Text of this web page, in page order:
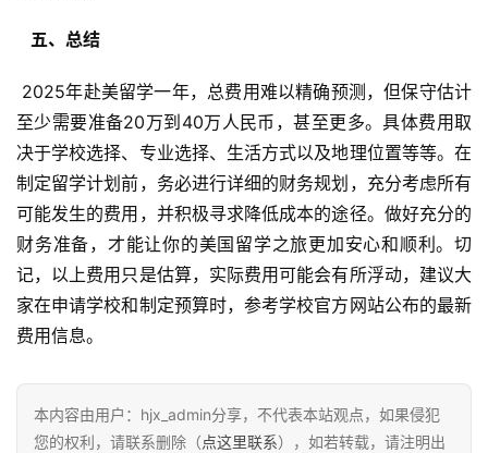
  五、总结
至少需要准备20万到40万人民币，甚至更多。具体费用取
决于学校选择、专业选择、生活方式以及地理位置等等。在
制定留学计划前，务必进行详细的财务规划，充分考虑所有
可能发生的费用，并积极寻求降低成本的途径。做好充分的
财务准备，才能让你的美国留学之旅更加安心和顺利。切
记，以上费用只是估算，实际费用可能会有所浮动，建议大
家在申请学校和制定预算时，参考学校官方网站公布的最新
费用信息。
本内容由用户：hjx_admin分享，不代表本站观点，如果侵犯
您的权利，请联系删除（点这里联系），如若转载，请注明出